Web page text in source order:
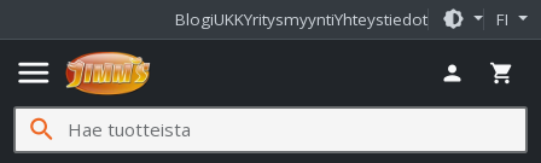
BlogiUKKYritysmyyntiYhteystiedot brightness_medium FI
menu person shopping_cart
search